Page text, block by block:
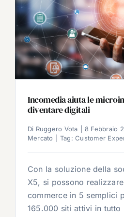
Incomedia aiuta le
diventare digitali
Di Ruggero Vota 8 Febbraio
Mercato
Tag:Customer
Con la soluzione della
X5, si possono
commerce in 5 semplici
165.000 siti attivi in tutto